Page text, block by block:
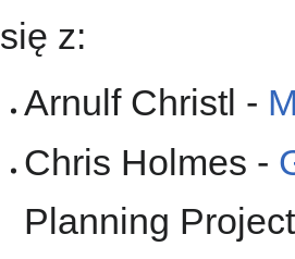
się z:
Arnulf Christl -
Chris Holmes -
Planning